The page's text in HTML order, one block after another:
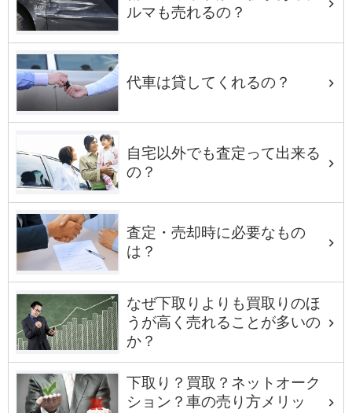
ルマも売れるの？
代車は貸してくれるの？
自宅以外でも査定って出来る
の？
査定・売却時に必要なもの
は？
なぜ下取りよりも買取りのほ
うが高く売れることが多いの
か？
下取り？買取？ネットオーク
ション？車の売り方メリッ